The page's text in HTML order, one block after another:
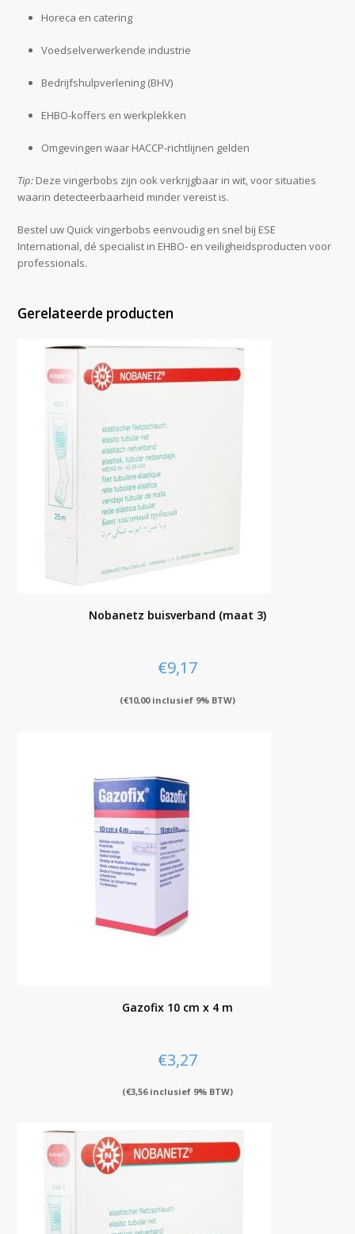
Horeca en catering
Voedselverwerkende industrie
Bedrijfshulpverlening (BHV)
EHBO-koffers en werkplekken
Omgevingen waar HACCP-richtlijnen gelden
Tip: Deze vingerbobs zijn ook verkrijgbaar in wit, voor situaties
waarin detecteerbaarheid minder vereist is.
Bestel uw Quick vingerbobs eenvoudig en snel bij ESE
International, dé specialist in EHBO- en veiligheidsproducten voor
professionals.
Gerelateerde producten
Nobanetz buisverband (maat 3)
€9,17
(€10,00inclusief 9% BTW)
Gazofix 10 cm x 4 m
€3,27
(€3,56inclusief 9% BTW)